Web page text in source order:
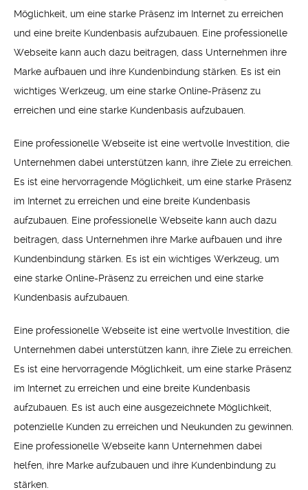
Möglichkeit, um eine starke Präsenz im Internet zu erreichen
und eine breite Kundenbasis aufzubauen. Eine professionelle
Webseite kann auch dazu beitragen, dass Unternehmen ihre
Marke aufbauen und ihre Kundenbindung stärken. Es ist ein
wichtiges Werkzeug, um eine starke Online-Präsenz zu
erreichen und eine starke Kundenbasis aufzubauen.
Eine professionelle Webseite ist eine wertvolle Investition, die
Unternehmen dabei unterstützen kann, ihre Ziele zu erreichen.
Es ist eine hervorragende Möglichkeit, um eine starke Präsenz
im Internet zu erreichen und eine breite Kundenbasis
aufzubauen. Eine professionelle Webseite kann auch dazu
beitragen, dass Unternehmen ihre Marke aufbauen und ihre
Kundenbindung stärken. Es ist ein wichtiges Werkzeug, um
eine starke Online-Präsenz zu erreichen und eine starke
Kundenbasis aufzubauen.
Eine professionelle Webseite ist eine wertvolle Investition, die
Unternehmen dabei unterstützen kann, ihre Ziele zu erreichen.
Es ist eine hervorragende Möglichkeit, um eine starke Präsenz
im Internet zu erreichen und eine breite Kundenbasis
aufzubauen. Es ist auch eine ausgezeichnete Möglichkeit,
potenzielle Kunden zu erreichen und Neukunden zu gewinnen.
Eine professionelle Webseite kann Unternehmen dabei
helfen, ihre Marke aufzubauen und ihre Kundenbindung zu
stärken.